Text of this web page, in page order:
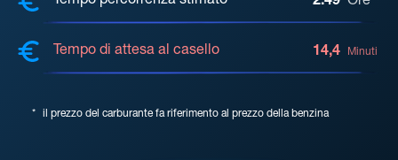
Tempo di attesa al casello 14,4 Minuti
* il prezzo del carburante fa riferimento al prezzo della benzina